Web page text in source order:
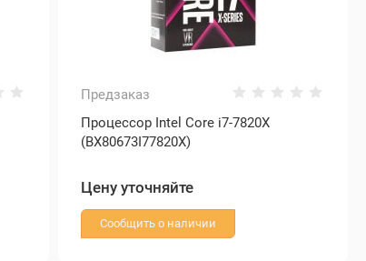
Предзаказ
Процессор Intel Core i7-7820X
(BX80673I77820X)
Цену уточняйте
Сообщить о наличии